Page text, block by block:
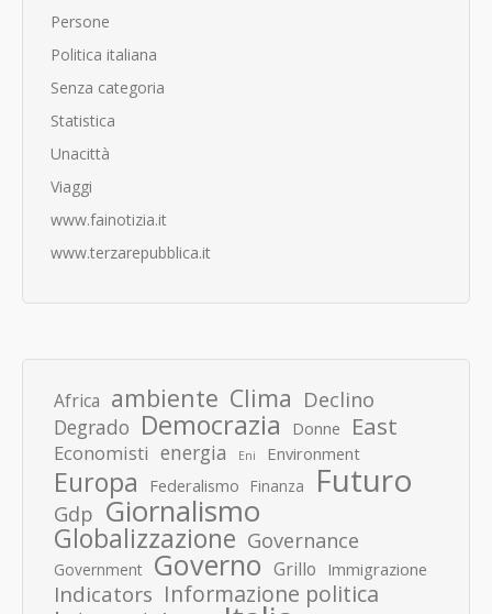
Persone
Politica italiana
Senza categoria
Statistica
Unacittà
Viaggi
www.fainotizia.it
www.terzarepubblica.it
Africa ambiente Clima Declino
Degrado Democrazia Donne East
Economisti energia Eni Environment
Europa Federalismo Finanza Futuro
Gdp Giornalismo
Globalizzazione Governance
Government Governo Grillo Immigrazione
Indicators Informazione politica